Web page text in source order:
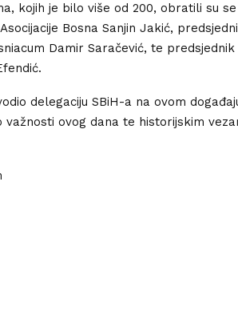
kojih je bilo više od 200, obratili su
Bosna Sanjin Jakić,
Damir Saračević, te
delegaciju SBiH-a na ovom
ovog dana te historijskim